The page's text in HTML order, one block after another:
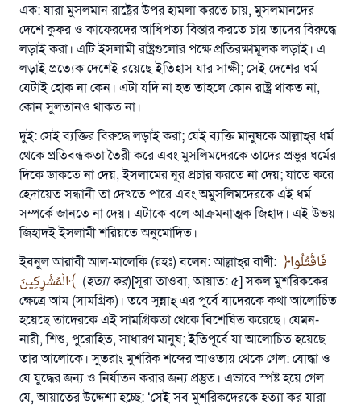
এক: যারা মুসলমান রাষ্ট্রের উপর হামলা করতে চায়, মুসলমানদের
দেশে কুফর ও কাফেরদের আধিপত্য বিস্তার করতে চায় তাদের বিরুদ্ধে
লড়াই করা। এটি ইসলামী রাষ্ট্রগুলোর পক্ষে প্রতিরক্ষামূলক লড়াই। এ
লড়াই প্রত্যেক দেশেই রয়েছে ইতিহাস যার সাক্ষী; সেই দেশের ধর্ম
যেটাই হোক না কেন। এটা যদি না হত তাহলে কোন রাষ্ট্র থাকত না,
কোন সুলতানও থাকত না।
দুই: সেই ব্যক্তির বিরুদ্ধে লড়াই করা; যেই ব্যক্তি মানুষকে আল্লাহ্‌র ধর্ম
থেকে প্রতিবন্ধকতা তৈরী করে এবং মুসলিমদেরকে তাদের প্রভুর ধর্মের
দিকে ডাকতে না দেয়, ইসলামের নূর প্রচার করতে না দেয়; যাতে করে
হেদায়েত সন্ধানী তা দেখতে পারে এবং অমুসলিমদেরকে এই ধর্ম
সম্পর্কে জানতে না দেয়। এটাকে বলে আক্রমনাত্মক জিহাদ। এই উভয়
জিহাদই ইসলামী শরিয়তে অনুমোদিত।
ইবনুল আরাবী আল-মালেকি (রহঃ) বলেন: আল্লাহ্‌র বাণী:
فَاقْتُلُوا
الْمُشْرِكِينَ
(হত্যা কর)[সূরা তাওবা, আয়াত: ৫] সকল মুশরিককের
ক্ষেত্রে আম (সামগ্রিক)। তবে সুন্নাহ্‌ এর পূর্বে যাদেরকে কথা আলোচিত
হয়েছে তাদেরকে এই সামগ্রিকতা থেকে বিশেষিত করেছে। যেমন-
নারী, শিশু, পুরোহিত, সাধারণ মানুষ; ইতিপূর্বে যা আলোচিত হয়েছে
তার আলোকে। সুতরাং মুশরিক শব্দের আওতায় থেকে গেল: যোদ্ধা ও
যে যুদ্ধের জন্য ও নির্যাতন করার জন্য প্রস্তুত। এভাবে স্পষ্ট হয়ে গেল
যে, আয়াতের উদ্দেশ্য হচ্ছে: ‘সেই সব মুশরিকদেরকে হত্যা কর যারা